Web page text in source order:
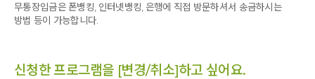
무통장입금은 폰뱅킹, 인터넷뱅킹, 은행에 직접 방문하셔서 송금하시는
방법 등이 가능합니다.
신청한 프로그램을 [변경/취소]하고 싶어요.